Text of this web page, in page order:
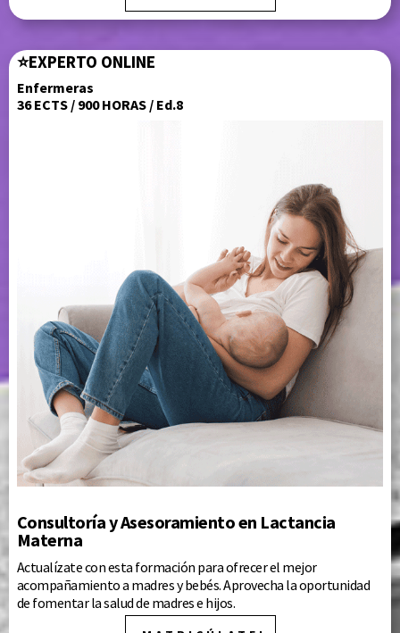
⭐EXPERTO ONLINE
Enfermeras
36 ECTS / 900 HORAS / Ed.8
Consultoría y Asesoramiento en Lactancia
Materna
Actualízate con esta formación para ofrecer el mejor
acompañamiento a madres y bebés. Aprovecha la oportunidad
de fomentar la salud de madres e hijos.